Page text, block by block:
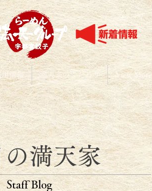
用情報 満天家のこだわり View More
満天家
​Staff Blog